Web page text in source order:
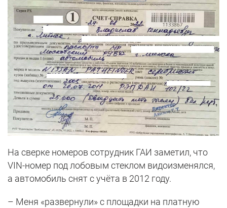
На сверке номеров сотрудник ГАИ заметил, что
VIN-номер под лобовым стеклом видоизменялся,
а автомобиль снят с учёта в 2012 году.
– Меня «развернули» с площадки на платную